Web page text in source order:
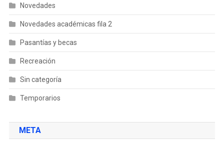
Novedades
Novedades académicas fila 2
Pasantías y becas
Recreación
Sin categoría
Temporarios
META